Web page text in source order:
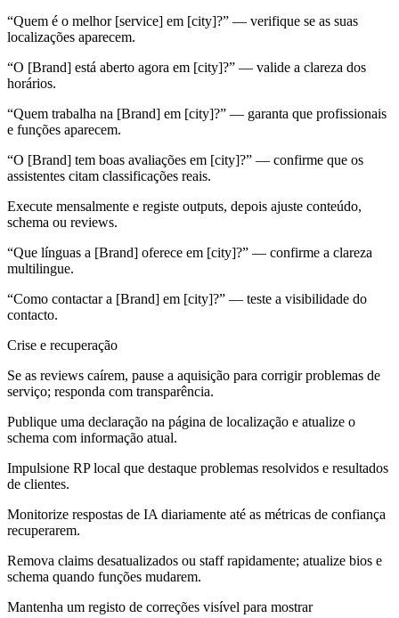
“Quem é o melhor [service] em [city]?” — verifique se as suas
localizações aparecem.
“O [Brand] está aberto agora em [city]?” — valide a clareza dos
horários.
“Quem trabalha na [Brand] em [city]?” — garanta que profissionais
e funções aparecem.
“O [Brand] tem boas avaliações em [city]?” — confirme que os
assistentes citam classificações reais.
Execute mensalmente e registe outputs, depois ajuste conteúdo,
schema ou reviews.
“Que línguas a [Brand] oferece em [city]?” — confirme a clareza
multilingue.
“Como contactar a [Brand] em [city]?” — teste a visibilidade do
contacto.
Crise e recuperação
Se as reviews caírem, pause a aquisição para corrigir problemas de
serviço; responda com transparência.
Publique uma declaração na página de localização e atualize o
schema com informação atual.
Impulsione RP local que destaque problemas resolvidos e resultados
de clientes.
Monitorize respostas de IA diariamente até as métricas de confiança
recuperarem.
Remova claims desatualizados ou staff rapidamente; atualize bios e
schema quando funções mudarem.
Mantenha um registo de correções visível para mostrar